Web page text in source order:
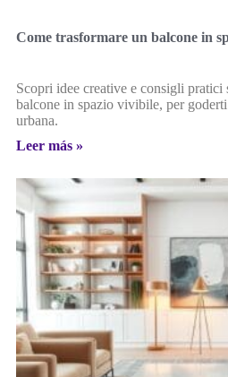
Come trasformare un balcone in
Scopri idee creative e consigli pratici
balcone in spazio vivibile, per
urbana.
Leer más »